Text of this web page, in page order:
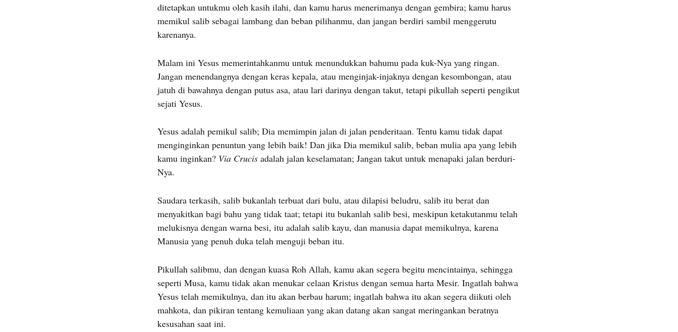
ditetapkan untukmu oleh kasih ilahi, dan kamu harus menerimanya dengan gembira; kamu harus
memikul salib sebagai lambang dan beban pilihanmu, dan jangan berdiri sambil menggerutu
karenanya.
Malam ini Yesus memerintahkanmu untuk menundukkan bahumu pada kuk-Nya yang ringan.
Jangan menendangnya dengan keras kepala, atau menginjak-injaknya dengan kesombongan, atau
jatuh di bawahnya dengan putus asa, atau lari darinya dengan takut, tetapi pikullah seperti pengikut
sejati Yesus.
Yesus adalah pemikul salib; Dia memimpin jalan di jalan penderitaan. Tentu kamu tidak dapat
menginginkan penuntun yang lebih baik! Dan jika Dia memikul salib, beban mulia apa yang lebih
kamu inginkan? Via Crucis adalah jalan keselamatan; Jangan takut untuk menapaki jalan berduri-
Nya.
Saudara terkasih, salib bukanlah terbuat dari bulu, atau dilapisi beludru, salib itu berat dan
menyakitkan bagi bahu yang tidak taat; tetapi itu bukanlah salib besi, meskipun ketakutanmu telah
melukisnya dengan warna besi, itu adalah salib kayu, dan manusia dapat memikulnya, karena
Manusia yang penuh duka telah menguji beban itu.
Pikullah salibmu, dan dengan kuasa Roh Allah, kamu akan segera begitu mencintainya, sehingga
seperti Musa, kamu tidak akan menukar celaan Kristus dengan semua harta Mesir. Ingatlah bahwa
Yesus telah memikulnya, dan itu akan berbau harum; ingatlah bahwa itu akan segera diikuti oleh
mahkota, dan pikiran tentang kemuliaan yang akan datang akan sangat meringankan beratnya
kesusahan saat ini.